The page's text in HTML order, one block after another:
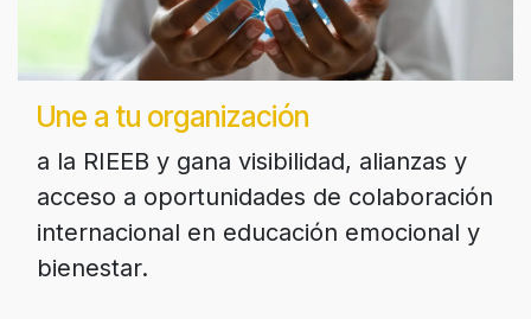
Une a tu organización
a la RIEEB y gana visibilidad, alianzas y
acceso a oportunidades de colaboración
internacional en educación emocional y
bienestar.